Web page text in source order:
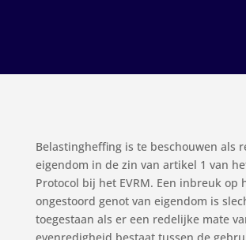
Belastingheffing is te beschouwen als
eigendom in de zin van artikel 1 van
Protocol bij het EVRM. Een inbreuk op
ongestoord genot van eigendom is
toegestaan als er een redelijke mate